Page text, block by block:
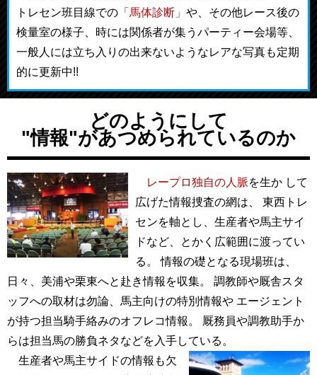
トレセン班目線での 「馬体診断」 や、その他レース後の
検量室の様子、時には関係者が集うパーティー会場等、
一般人には立ち入りの出来ないようなレアな写真も定期
的に更新中!!
どのようにして
"情報"があつめられているのか
レープロ独自の人脈を生か して
広げた情報捜査の網は、 東西トレ
センを軸とし、生産者や馬主サイ
ドなど、とかく広範囲に渡ってい
る。 情報の礎となる現場班は、
日々、美浦や栗東へと赴き情報を収集。 調教師や厩舎スタ
ッフへの取材は勿論、馬主向けの特別情報や エージェント
が持つ担当騎手絡みのオフレコ情報。 厩務員や調教助手か
らは担当馬の勝負ネタなどを入手している。
生産者や馬主サイドの情報も欠